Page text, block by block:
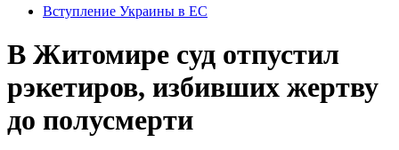
Вступление Украины в ЕС
В Житомире суд отпустил
рэкетиров, избивших жертву
до полусмерти